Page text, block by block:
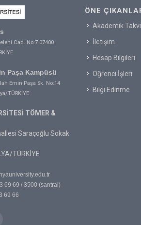
Cad. No:7 07400
Paşa Kampüsü
Emin Paşa Sk. No:14
TÜRKİYE
TÖMER &
Saraçoğlu Sokak
TÜRKİYE
69 69 / 3500 (santral)
69 66
ÖNE
Akademik
İletişim
Hesap Bilgileri
Öğrenci İşleri
Bilgi Edinme